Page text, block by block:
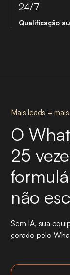
24/7
Qualificação
Mais leads =
O
25
não
Sem IA, sua
gerado pelo